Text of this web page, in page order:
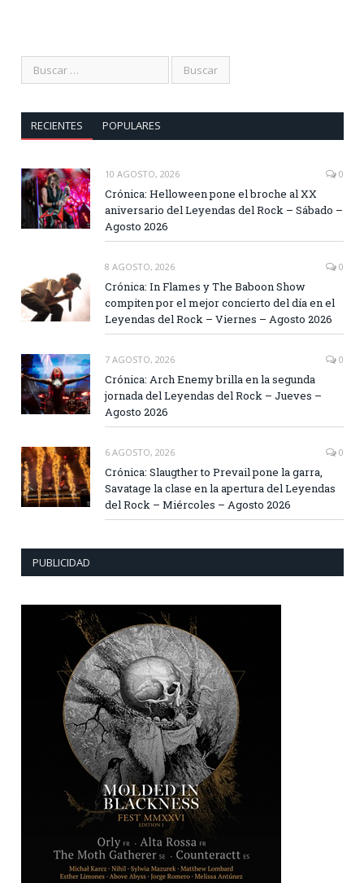
RECIENTES POPULARES
10 AGOSTO, 2026 0
Crónica: Helloween pone el broche al XX
aniversario del Leyendas del Rock – Sábado –
Agosto 2026
8 AGOSTO, 2026 0
Crónica: In Flames y The Baboon Show
compiten por el mejor concierto del día en el
Leyendas del Rock – Viernes – Agosto 2026
7 AGOSTO, 2026 0
Crónica: Arch Enemy brilla en la segunda
jornada del Leyendas del Rock – Jueves –
Agosto 2026
6 AGOSTO, 2026 0
Crónica: Slaugther to Prevail pone la garra,
Savatage la clase en la apertura del Leyendas
del Rock – Miércoles – Agosto 2026
PUBLICIDAD